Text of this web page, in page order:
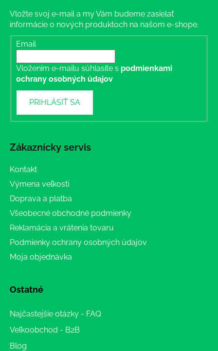
Vložte svoj e-mail a my Vám budeme zasielať
informácie o nových produktoch na našom e-shope.
Email
Vložením e-mailu súhlasíte s podmienkami
ochrany osobných údajov
PRIHLÁSIŤ SA
Zákaznícky servis
Kontakt
Výmena veľkosti
Doprava a platba
Všeobecné obchodné podmienky
Reklamácia a vrátenia tovaru
Podmienky ochrany osobných údajov
Moja objednávka
Ostatné
Najčastejšie otázky - FAQ
Veľkoobchod - B2B
Blog